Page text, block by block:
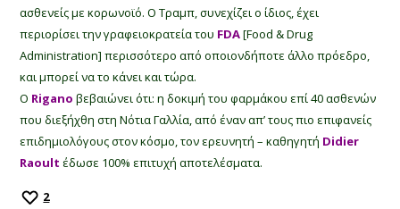
ασθενείς με κορωνοϊό. Ο Τραμπ, συνεχίζει ο ίδιος, έχει
περιορίσει την γραφειοκρατεία του FDA[Food & Drug
Administration] περισσότερο από οποιονδήποτε άλλο πρόεδρο,
και μπορεί να το κάνει και τώρα.
O Rigano βεβαιώνει ότι: η δοκιμή του φαρμάκου επί 40 ασθενών
που διεξήχθη στη Νότια Γαλλία, από έναν απ’ τους πιο επιφανείς
επιδημιολόγους στον κόσμο, τον ερευνητή – καθηγητή Didier
Raoult έδωσε 100% επιτυχή αποτελέσματα.
2